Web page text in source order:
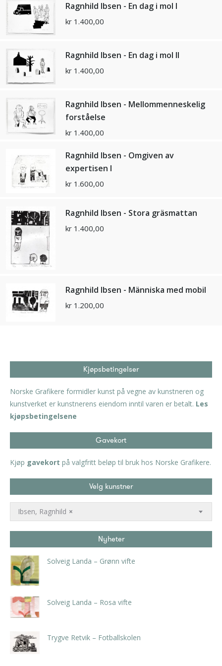
Ragnhild Ibsen - En dag i mol I
kr 1.400,00
Ragnhild Ibsen - En dag i mol II
kr 1.400,00
Ragnhild Ibsen - Mellommenneskelig
forståelse
kr 1.400,00
Ragnhild Ibsen - Omgiven av
expertisen I
kr 1.600,00
Ragnhild Ibsen - Stora gräsmattan
kr 1.400,00
Ragnhild Ibsen - Människa med mobil
kr 1.200,00
Kjøpsbetingelser
Norske Grafikere formidler kunst på vegne av kunstneren og
kunstverket er kunstnerens eiendom inntil varen er betalt. Les
kjøpsbetingelsene
Gavekort
Kjøp gavekort på valgfritt beløp til bruk hos Norske Grafikere.
Velg kunstner
×
Ibsen, Ragnhild
Nyheter
Solveig Landa – Grønn vifte
Solveig Landa – Rosa vifte
Trygve Retvik – Fotballskolen